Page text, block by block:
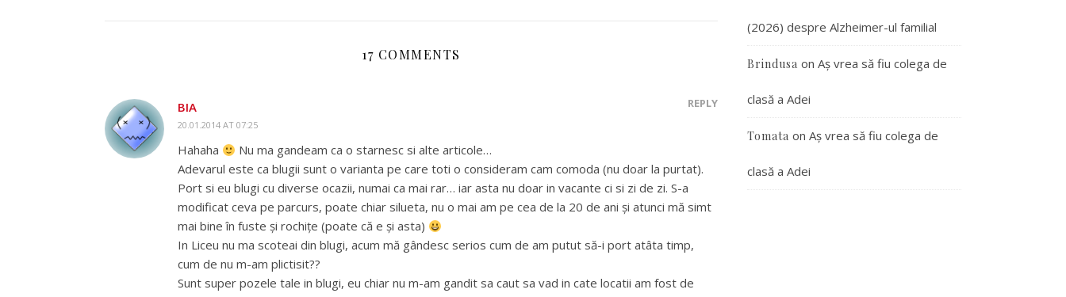
17 COMMENTS
BIA
20.01.2014 AT 07:25
REPLY
Hahaha
Nu ma gandeam ca o starnesc si alte articole…
Adevarul este ca blugii sunt o varianta pe care toti o consideram cam comoda (nu doar la purtat).
Port si eu blugi cu diverse ocazii, numai ca mai rar… iar asta nu doar in vacante ci si zi de zi. S-a
modificat ceva pe parcurs, poate chiar silueta, nu o mai am pe cea de la 20 de ani și atunci mă simt
mai bine în fuste și rochițe (poate că e și asta)
In Liceu nu ma scoteai din blugi, acum mă gândesc serios cum de am putut să-i port atâta timp,
cum de nu m-am plictisit??
Sunt super pozele tale in blugi, eu chiar nu m-am gandit sa caut sa vad in cate locatii am fost de
(2026) despre Alzheimer-ul familial
Brindusa on Aș vrea să fiu colega de
clasă a Adei
Tomata on Aș vrea să fiu colega de
clasă a Adei